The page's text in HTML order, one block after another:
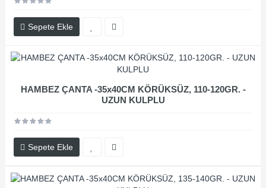
Sepete Ekle
HAMBEZ ÇANTA -35x40CM KÖRÜKSÜZ, 110-120GR. -
UZUN KULPLU
Sepete Ekle